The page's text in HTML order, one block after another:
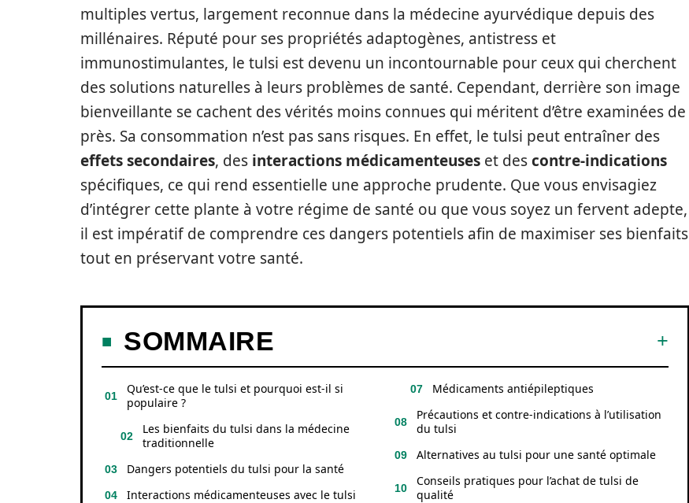
multiples vertus, largement reconnue dans la médecine ayurvédique depuis des
millénaires. Réputé pour ses propriétés adaptogènes, antistress et
immunostimulantes, le tulsi est devenu un incontournable pour ceux qui cherchent
des solutions naturelles à leurs problèmes de santé. Cependant, derrière son image
bienveillante se cachent des vérités moins connues qui méritent d’être examinées de
près. Sa consommation n’est pas sans risques. En effet, le tulsi peut entraîner des
effets secondaires, des interactions médicamenteuses et descontre-indications
spécifiques, ce qui rend essentielle une approche prudente. Que vous envisagiez
d’intégrer cette plante à votre régime de santé ou que vous soyez un fervent adepte,
il est impératif de comprendre ces dangers potentiels afin de maximiser ses bienfaits
tout en préservant votre santé.
SOMMAIRE
Qu’est-ce que le tulsi et pourquoi est-il si
populaire ?
Les bienfaits du tulsi dans la médecine
traditionnelle
Dangers potentiels du tulsi pour la santé
Interactions médicamenteuses avec le tulsi
Médicaments antiépileptiques
Précautions et contre-indications à l’utilisation
du tulsi
Alternatives au tulsi pour une santé optimale
Conseils pratiques pour l’achat de tulsi de
qualité